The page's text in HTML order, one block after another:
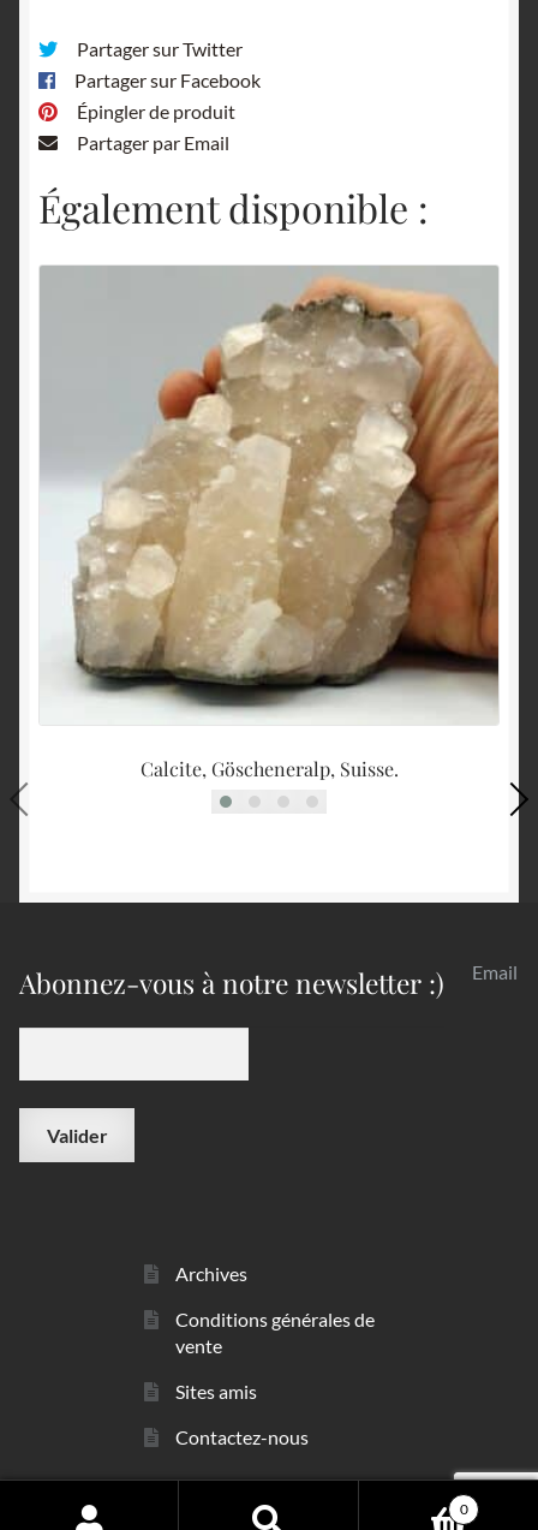
Partager sur Twitter
Partager sur Facebook
Épingler de produit
Partager par Email
Également disponible :
Calcite, Göscheneralp, Suisse.
Abonnez-vous à notre newsletter :) Email
Archives
Conditions générales de
vente
Sites amis
Contactez-nous
© sarl Les Minéraux 2006 - 2026 0